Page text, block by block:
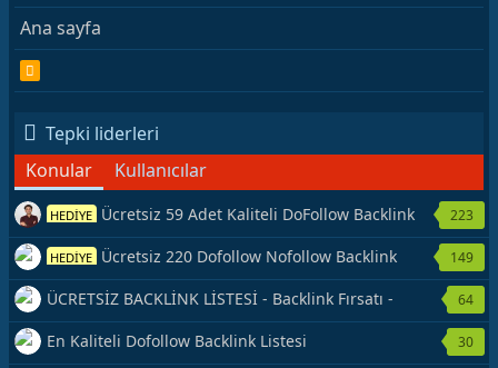
Ana sayfa
S
Tepki liderleri
Konular
Kullanıcılar
HEDİYE Ücretsiz 59 Adet Kaliteli DoFollow Backlink
Kaynağı Veriyorum.
223
HEDİYE Ücretsiz 220 Dofollow Nofollow Backlink
Veriyorum
149
ÜCRETSİZ BACKLİNK LİSTESİ - Backlink Fırsatı -
Hemen Yetiş!
64
En Kaliteli Dofollow Backlink Listesi 30